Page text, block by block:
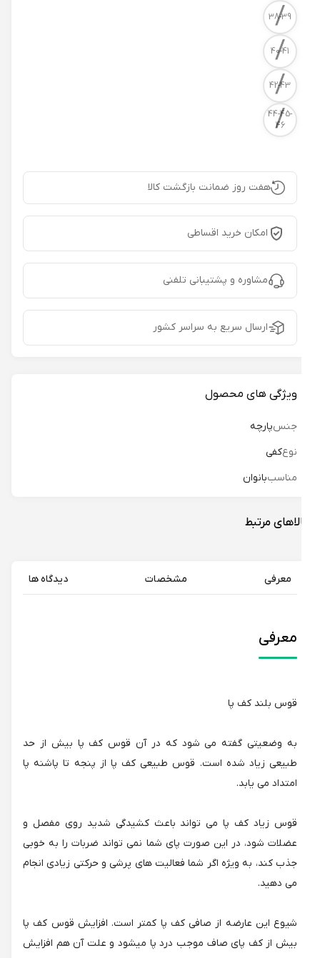
38-39
/
/
42-43
/
44-45-
46
/
هفت روز ضمانت بازگشت کالا
امکان خرید اقساطی
مشاوره و پشتیبانی تلفنی
ارسال سریع به سراسر کشور
ویژگی های محصول
جنسپارچه
کفی
مناسببانوان
مرتبط
معرفی مشخصات دیدگاه ها
معرفی
قوس بلند کف پا
به وضعیتی گفته می شود که در آن قوس کف پا بیش از حد
طبیعی زیاد شده است. قوس طبیعی کف پا از پنجه تا پاشنه پا
امتداد می یابد.
قوس زیاد کف پا می تواند باعث کشیدگی شدید روی مفصل و
عضلات شود، در این صورت پای شما نمی تواند ضربات را به خوبی
جذب کند، به ویژه اگر شما فعالیت های پرشی و حرکتی زیادی انجام
می دهید.
شیوع این عارضه از صافی کف پا کمتر است. افزایش قوس کف پا
بیش از کف پای صاف موجب درد پا میشود و علت آن هم افزایش